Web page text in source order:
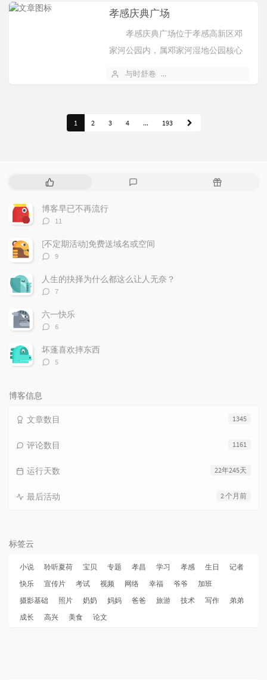
浸式东南亚...
孝感庆典广场
孝感庆典广场位于孝感高新区邓
家河公园内，属邓家河湿地公园核心
与时舒卷
1 2 3 4 ... 193
热
文
章
随
博客早已不再流行
评
数：
11
[不定期活动]免费送域名或空间
评
数：
9
人生的抉择为什么都这么让人无奈？
评
数：
7
六一快乐
评
数：
6
坏蓬喜欢摔东西
评
5
博客信息
1345
文章数目
1161
评论数目
22年245天
运行天数
2 个月前
最后活动
标签云
小说 聆听夏荷 宝贝 专题 孝昌 学习 孝感 生日
记者
快乐
宣传片 考试 视频 网络 幸福 爷爷
加班
摄影基础
照片 奶奶 妈妈 爸爸 旅游 技术 写作
弟弟
成长
高兴 美食 论文